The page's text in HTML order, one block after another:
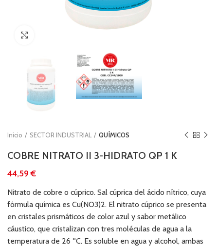
Inicio SECTOR INDUSTRIAL QUÍMICOS
COBRE NITRATO II 3-HIDRATO QP 1 K
€
Nitrato de cobre o cúprico. Sal cúprica del ácido nítrico, cuya
fórmula química es Cu(NO3)2. El nitrato cúprico se presenta
en cristales prismáticos de color azul y sabor metálico
cáustico, que cristalizan con tres moléculas de agua a la
temperatura de 26 ºC. Es soluble en agua y alcohol, ambas